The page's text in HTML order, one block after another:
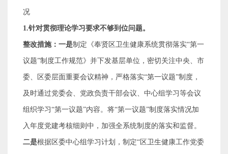
况
1.针对贯彻理论学习要求不够到位 问题。
整改措施：一是制定《奉贤区卫生健康系统贯彻落实“第一
议题”制度工作规范》并下发基层单位，密切关注中央、市
委、区委层面重要会议精神，严格落实“第一议题”制度，
及时通过党委会、党政负责干部会议、中心组学习等会议
组织学习 “第一议题”内容。将“第一议题”制度落实情况加
入年度党建考核细则中，加强全系统制度的落实和监督。
二是根据区委中心组学习计划，制定“ 区卫生健康工作党委